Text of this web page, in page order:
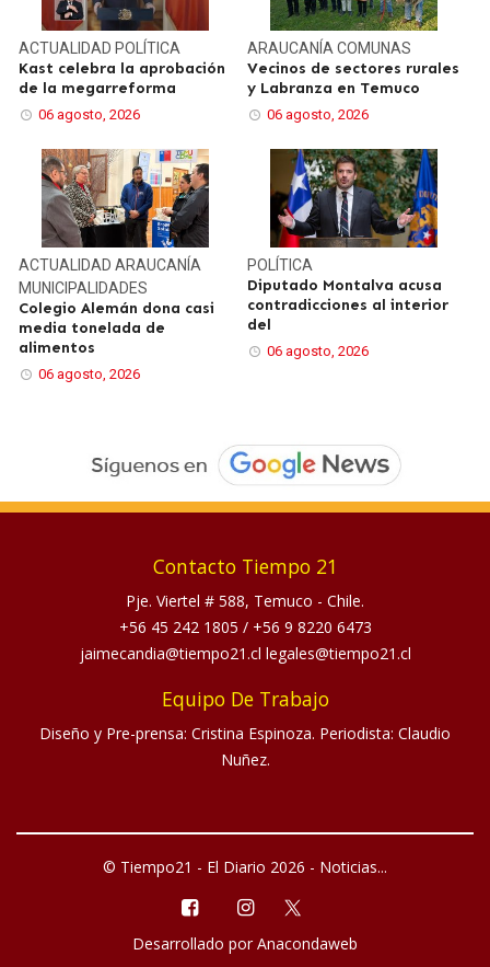
ACTUALIDAD POLÍTICA
Kast celebra la aprobación
de la megarreforma
06 agosto, 2026
ARAUCANÍA COMUNAS
Vecinos de sectores rurales
y Labranza en Temuco
06 agosto, 2026
ACTUALIDADARAUCANÍA
MUNICIPALIDADES
Colegio Alemán dona casi
media tonelada de
alimentos
06 agosto, 2026
POLÍTICA
Diputado Montalva acusa
contradicciones al interior
del
06 agosto, 2026
Contacto Tiempo 21
Pje. Viertel # 588, Temuco - Chile.
+56 45 242 1805 / +56 9 8220 6473
jaimecandia@tiempo21.cl legales@tiempo21.cl
Equipo De Trabajo
Diseño y Pre-prensa: Cristina Espinoza. Periodista: Claudio
Nuñez.
© Tiempo21 - El Diario 2026 - Noticias...
Desarrollado por Anacondaweb